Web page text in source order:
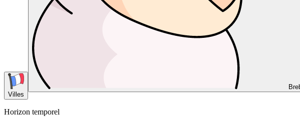
Villes
Horizon temporel